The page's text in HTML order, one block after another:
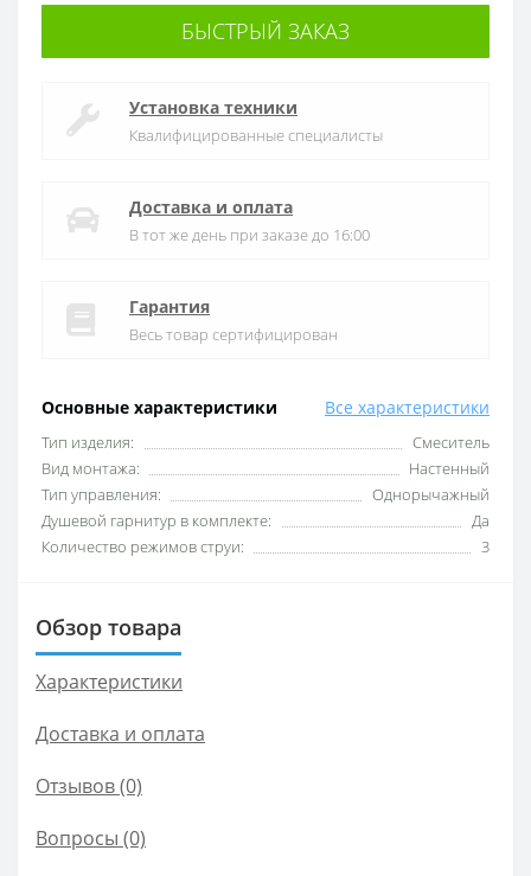
Основные характеристики Все характеристики
Тип изделия:
Смеситель
Вид монтажа:
Настенный
Тип управления:
Однорычажный
Душевой гарнитур в комплекте:
Да
Количество режимов струи:
3
БЫСТРЫЙ ЗАКАЗ
Установка техники
Квалифицированные специалисты
Доставка и оплата
В тот же день при заказе до 16:00
Гарантия
Весь товар сертифицирован
Обзор товара
Характеристики
Доставка и оплата
Отзывов (0)
Вопросы (0)